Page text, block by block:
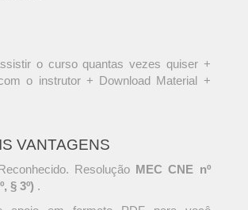
o curso quantas vezes quiser +
o instrutor + Download Material +
VANTAGENS
Resolução MEC CNE nº
§ 3º) .